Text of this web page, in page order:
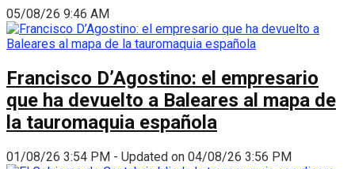
05/08/26 9:46 AM
Francisco D’Agostino: el empresario
que ha devuelto a Baleares al mapa de
la tauromaquia española
01/08/26 3:54 PM - Updated on 04/08/26 3:56 PM